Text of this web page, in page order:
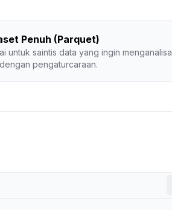
Penuh (Parquet)
untuk saintis data yang ingin menganalisa
pengaturcaraan.